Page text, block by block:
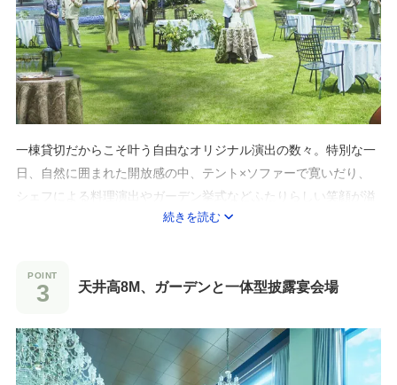
一棟貸切だからこそ叶う自由なオリジナル演出の数々。特別な一
日、自然に囲まれた開放感の中、テント×ソファーで寛いだり、
シェフによる料理演出やガーデン挙式などふたりらしい笑顔が溢
れる愉しさをプランニング。続きを読む
天井高8M、ガーデンと一体型披露宴会場